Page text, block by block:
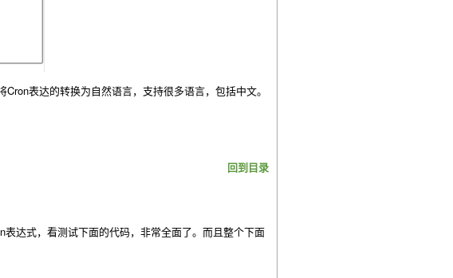
Cron表达的转换为自然语言，支持很多语言，包括中文。
回到目录
达式，看测试下面的代码，非常全面了。而且整个下面